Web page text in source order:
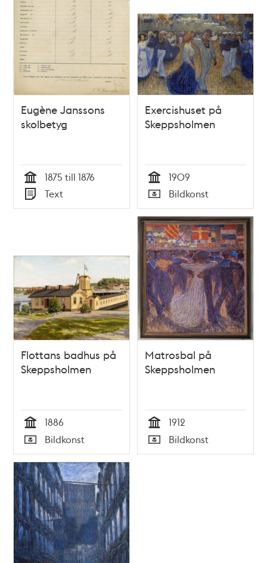
Eugène Janssons
skolbetyg
Tid
1875 till 1876
Typ
Text
Exercishuset på
Skeppsholmen
Tid
1909
Typ
Bildkonst
Flottans badhus på
Skeppsholmen
Tid
1886
Typ
Bildkonst
Matrosbal på
Skeppsholmen
Tid
1912
Typ
Bildkonst